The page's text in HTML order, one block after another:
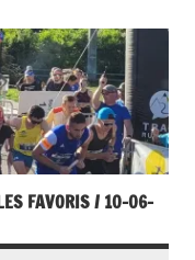
FAVORIS / 10-06-